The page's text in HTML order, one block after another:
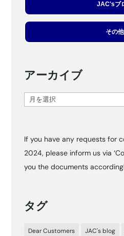
JAC'sブ
その他
アーカイブ
ア
イ
ブ
If you have any requests for
2024, please inform us via
you the documents
タグ
Dear Customers JAC's blog